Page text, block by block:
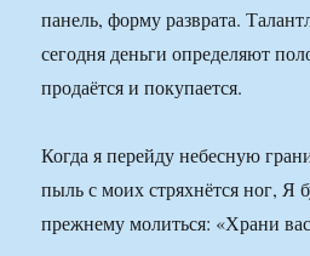
панель, форму разврата.
сегодня деньги определяют
продаётся и покупается.
Когда я перейду небесную
пыль с моих стряхнётся ног, Я
прежнему молиться: «Храни